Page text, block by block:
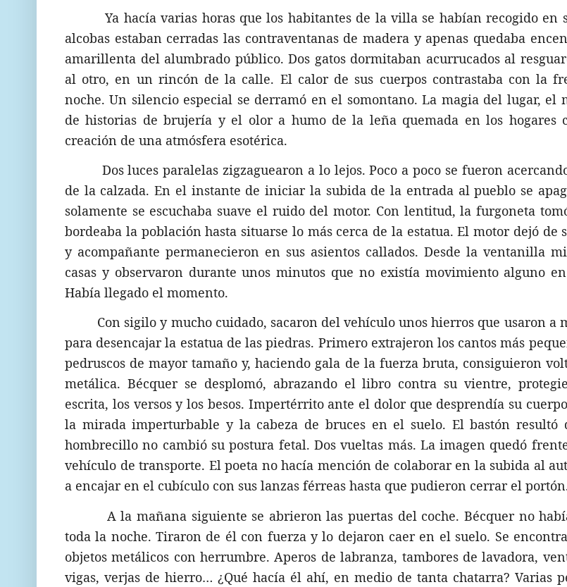
Ya hacía varias horas que los habitantes de la villa se habían recogido en
alcobas estaban cerradas las contraventanas de madera y apenas quedaba
amarillenta del alumbrado público. Dos gatos dormitaban acurrucados al
al otro, en un rincón de la calle. El calor de sus cuerpos contrastaba con la
noche. Un silencio especial se derramó en el somontano. La magia del lugar, el
de historias de brujería y el olor a humo de la leña quemada en los hogares
creación de una atmósfera esotérica.
Dos luces paralelas zigzaguearon a lo lejos. Poco a poco se fueron
de la calzada. En el instante de iniciar la subida de la entrada al pueblo se
solamente se escuchaba suave el ruido del motor. Con lentitud, la furgoneta
bordeaba la población hasta situarse lo más cerca de la estatua. El motor dejó de
y acompañante permanecieron en sus asientos callados. Desde la ventanilla
casas y observaron durante unos minutos que no existía movimiento alguno
Había llegado el momento.
Con sigilo y mucho cuidado, sacaron del vehículo unos hierros que usaron a
para desencajar la estatua de las piedras. Primero extrajeron los cantos más
pedruscos de mayor tamaño y, haciendo gala de la fuerza bruta, consiguieron
metálica. Bécquer se desplomó, abrazando el libro contra su vientre,
escrita, los versos y los besos. Impertérrito ante el dolor que desprendía su
la mirada imperturbable y la cabeza de bruces en el suelo. El bastón resultó
hombrecillo no cambió su postura fetal. Dos vueltas más. La imagen quedó
vehículo de transporte. El poeta no hacía mención de colaborar en la subida al
a encajar en el cubículo con sus lanzas férreas hasta que pudieron cerrar el
A la mañana siguiente se abrieron las puertas del coche. Bécquer no
toda la noche. Tiraron de él con fuerza y lo dejaron caer en el suelo. Se
objetos metálicos con herrumbre. Aperos de labranza, tambores de lavadora,
vigas, verjas de hierro… ¿Qué hacía él ahí, en medio de tanta chatarra? Varias